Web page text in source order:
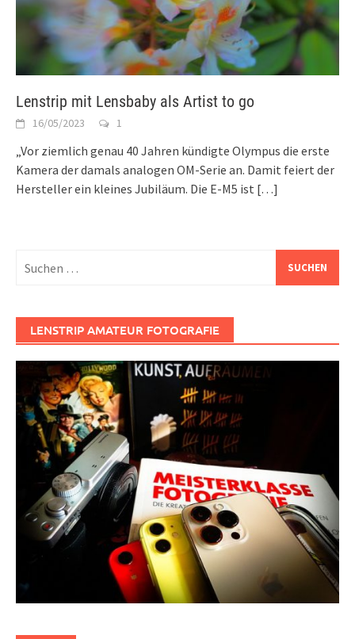
Lenstrip mit Lensbaby als Artist to go
16/05/2023 1
„Vor ziemlich genau 40 Jahren kündigte Olympus die erste
Kamera der damals analogen OM-Serie an. Damit feiert der
Hersteller ein kleines Jubiläum. Die E-M5 ist […]
nach:
LENSTRIP AMATEUR FOTOGRAFIE